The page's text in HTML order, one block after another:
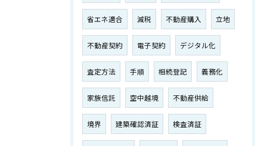
省エネ適合 減税 不動産購入 立地
不動産契約 電子契約 デジタル化
査定方法 手順 相続登記 義務化
家族信託 空中越境 不動産供給
境界 建築確認済証 検査済証